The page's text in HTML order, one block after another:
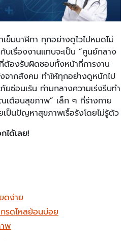
ข็มนาฬิกา ทุกอย่างดูไวไปหมดไม่
เรื่องงานแทบจะเป็น “ศูนย์กลาง
ต้องรับผิดชอบทั้งหน้าที่การงาน
จากสังคม ทำให้ทุกอย่างดูหนักไป
ซ่อนเร้น ท่ามกลางความเร่งรีบทำ
ตือนสุขภาพ” เล็ก ๆ ที่ร่างกาย
ป็นปัญหาสุขภาพเรื้อรังโดยไม่รู้ตัว
ได้เลย!
ดง่าย
รดไหลย้อนบ่อย
พ